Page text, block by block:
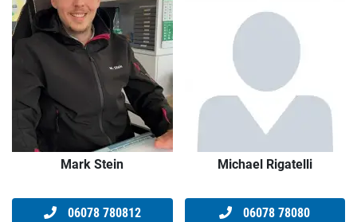
Mark Stein
06078 780812
Michael Rigatelli
06078 78080